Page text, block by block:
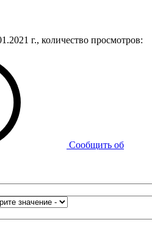
г., количество просмотров:
Сообщить об